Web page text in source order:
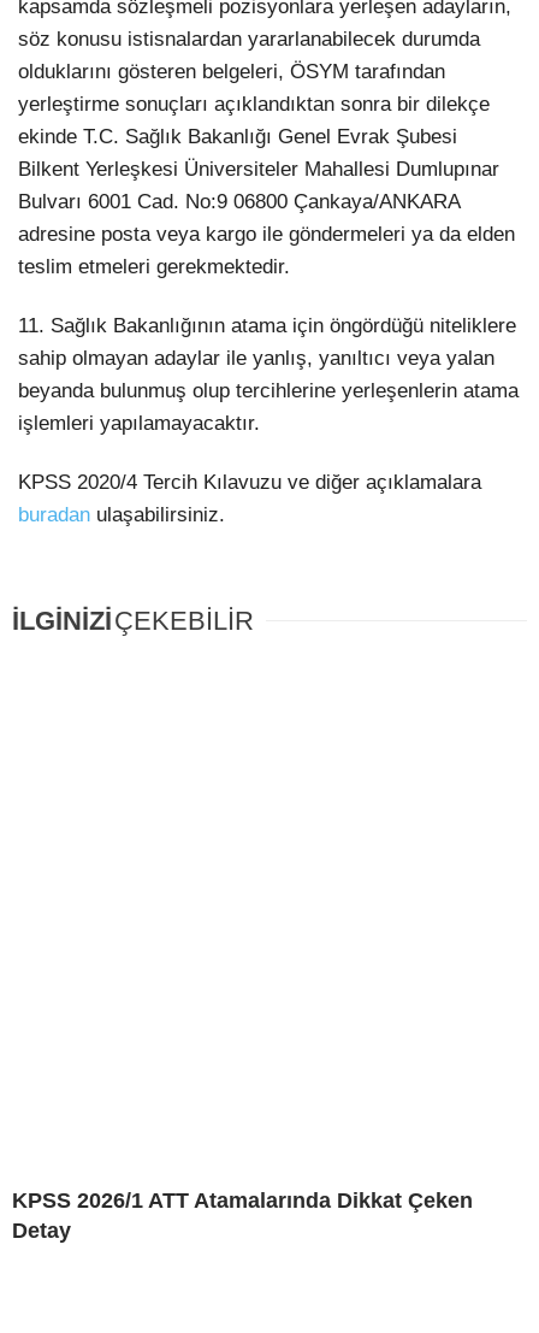
kapsamda sözleşmeli pozisyonlara yerleşen adayların,
söz konusu istisnalardan yararlanabilecek durumda
olduklarını gösteren belgeleri, ÖSYM tarafından
yerleştirme sonuçları açıklandıktan sonra bir dilekçe
ekinde T.C. Sağlık Bakanlığı Genel Evrak Şubesi
Bilkent Yerleşkesi Üniversiteler Mahallesi Dumlupınar
Bulvarı 6001 Cad. No:9 06800 Çankaya/ANKARA
adresine posta veya kargo ile göndermeleri ya da elden
teslim etmeleri gerekmektedir.
11. Sağlık Bakanlığının atama için öngördüğü niteliklere
sahip olmayan adaylar ile yanlış, yanıltıcı veya yalan
beyanda bulunmuş olup tercihlerine yerleşenlerin atama
işlemleri yapılamayacaktır.
KPSS 2020/4 Tercih Kılavuzu ve diğer açıklamalara
buradan ulaşabilirsiniz.
İLGİNİZİÇEKEBİLİR
KPSS 2026/1 ATT Atamalarında Dikkat Çeken
Detay